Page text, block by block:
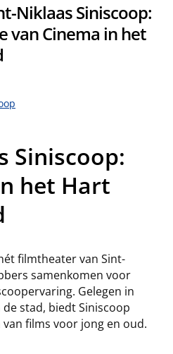
Niklaas Siniscoop:
van Cinema in het
Siniscoop:
het Hart
filmtheater van Sint-
samenkomen voor
Gelegen in
stad, biedt Siniscoop
films voor jong en oud.